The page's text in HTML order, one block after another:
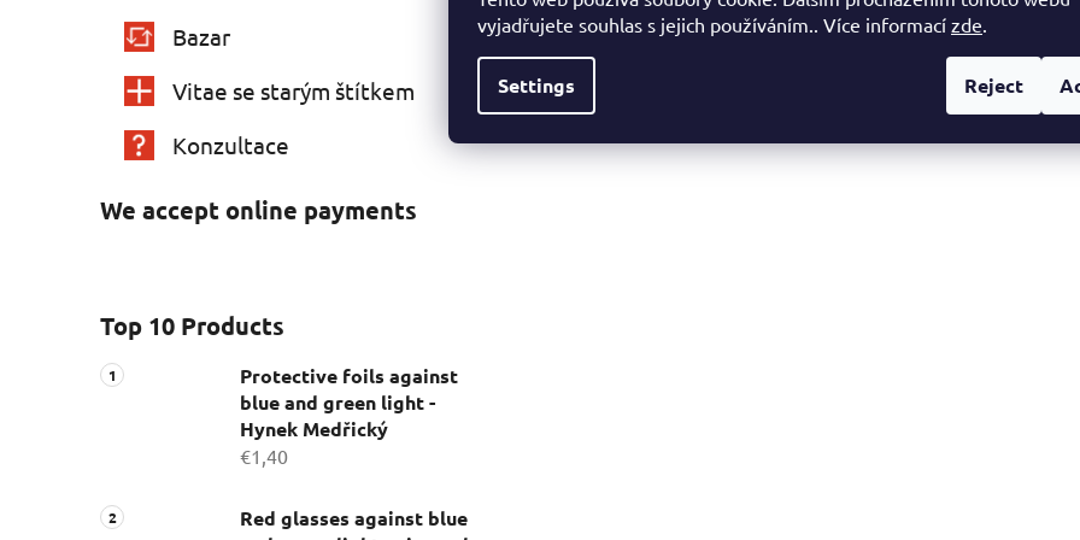
vyjadřujete souhlas s jejich používáním.. Více informací zde
Settings Reject
Bazar
Vitae se starým štítkem
Konzultace
We accept online payments
Top 10 Products
Protective foils against
blue and green light -
Hynek Medřický
€1,40
Red glasses against blue